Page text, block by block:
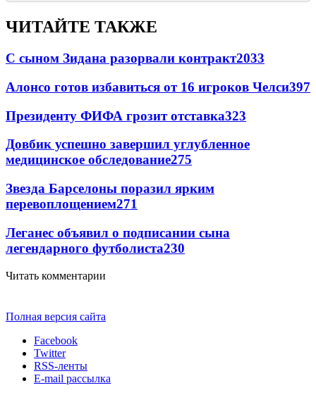
ЧИТАЙТЕ ТАКЖЕ
С сыном Зидана разорвали контракт2033
Алонсо готов избавиться от 16 игроков Челси397
Президенту ФИФА грозит отставка323
Довбик успешно завершил углубленное
медицинское обследование275
Звезда Барселоны поразил ярким
перевоплощением271
Леганес объявил о подписании сына
легендарного футболиста230
Читать комментарии
Полная версия сайта
Facebook
Twitter
RSS-ленты
E-mail рассылка